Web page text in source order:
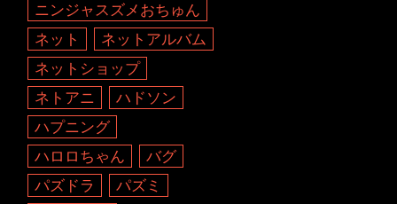
ニンジャスズメおちゅん
ネット
ネットアルバム
ネットショップ
ネトアニ
ハドソン
ハプニング
ハロロちゃん
バグ
パズドラ
パズミ